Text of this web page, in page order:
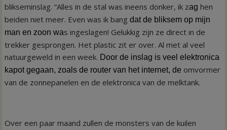
blikseminslag. “Alles in de stal was ineens donker, ik zag hen
beiden niet meer. Even was ik bangdat de bliksem op mijn
man en zoon was ingeslagen! Gelukkig zijn ze direct in de
trekker gesprongen. Het plastic zit er over. Al met al veel
natuurgeweld in een week. Door de inslag is veel elektronica
kapot gegaan, zoals de router van het internet, de omvormer
van de zonnepanelen en de elektronica van de melktank.
Over een paar maand zullen de monsters van de kuilen